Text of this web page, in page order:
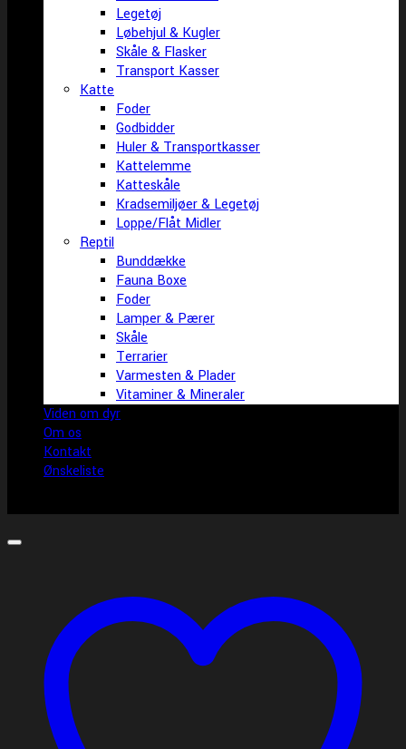
Legetøj
Løbehjul & Kugler
Skåle & Flasker
Transport Kasser
Katte
Foder
Godbidder
Huler & Transportkasser
Kattelemme
Katteskåle
Kradsemiljøer & Legetøj
Loppe/Flåt Midler
Reptil
Bunddække
Fauna Boxe
Foder
Lamper & Pærer
Skåle
Terrarier
Varmesten & Plader
Vitaminer & Mineraler
Viden om dyr
Om os
Kontakt
Ønskeliste